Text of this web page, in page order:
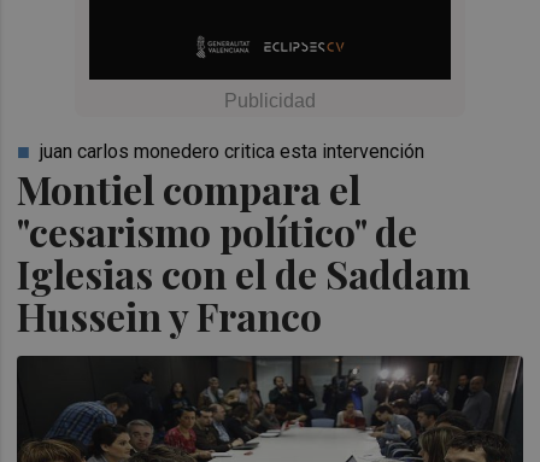
Montiel compara el
"cesarismo político" de
Iglesias con el de Saddam
Hussein y Franco
juan carlos monedero critica esta intervención